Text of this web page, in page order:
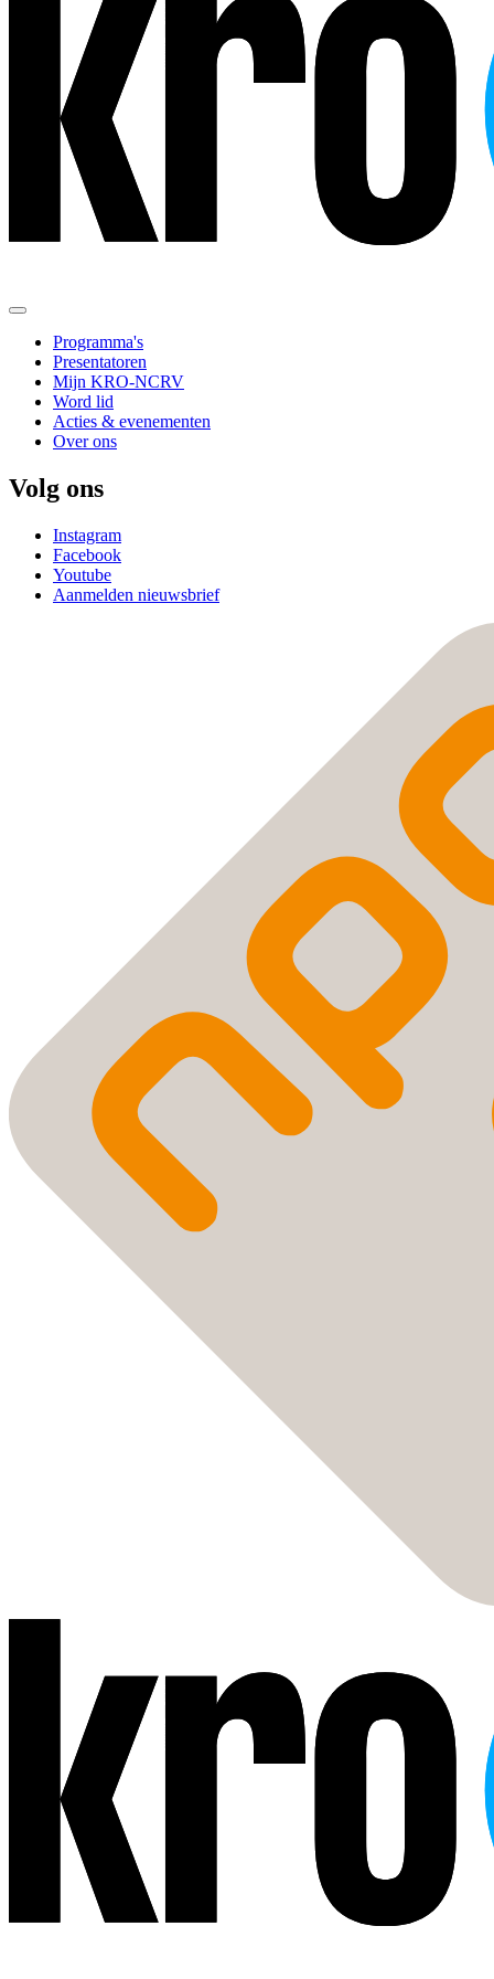
Programma's
Presentatoren
Mijn KRO-NCRV
Word lid
Acties & evenementen
Over ons
Volg ons
Instagram
Facebook
Youtube
Aanmelden nieuwsbrief